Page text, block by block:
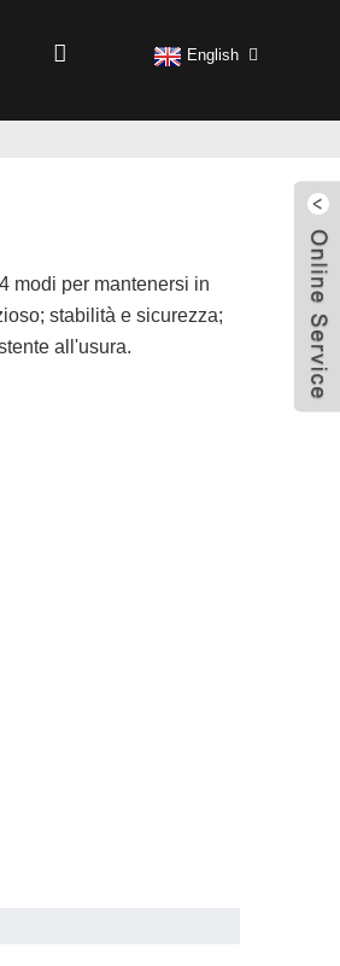
English
modi per mantenersi in
stabilità e sicurezza;
all'usura.